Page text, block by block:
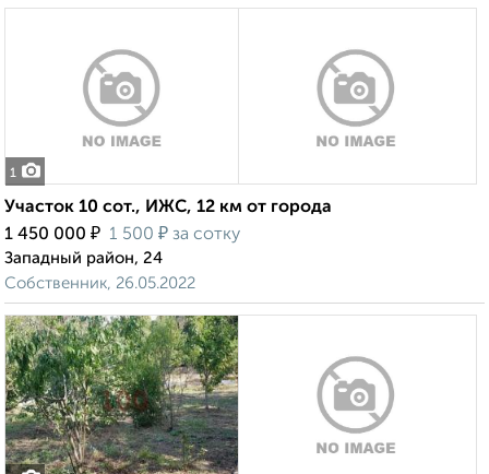
1
Участок 10 сот., ИЖС, 12 км от города
1 450 000 ₽ 1 500 ₽ за сотку
Западный район, 24
Собственник, 26.05.2022